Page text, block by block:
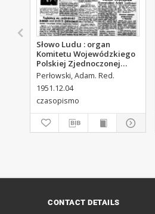
Słowo Ludu : organ
Komitetu Wojewódzkiego
Polskiej Zjednoczonej
Partii Robotniczej, 1951,
R.3, nr 313
Perłowski, Adam. Red.
1951.12.04
czasopismo
CONTACT DETAILS